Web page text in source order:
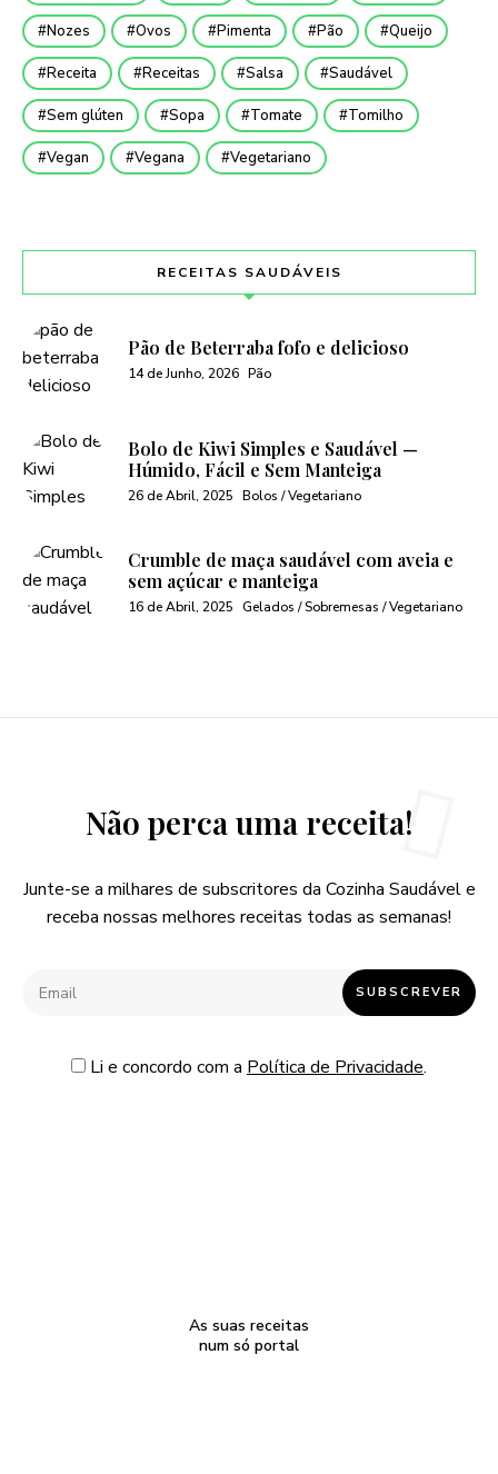
Nozes Ovos Pimenta Pão Queijo
Receita Receitas Salsa Saudável
Sem glúten Sopa Tomate Tomilho
Vegan Vegana Vegetariano
RECEITAS SAUDÁVEIS
Pão de Beterraba fofo e delicioso
14 de Junho, 2026 Pão
Bolo de Kiwi Simples e Saudável —
Húmido, Fácil e Sem Manteiga
26 de Abril, 2025 Bolos / Vegetariano
Crumble de maça saudável com aveia e
sem açúcar e manteiga
16 de Abril, 2025 Gelados / Sobremesas / Vegetariano
Não perca uma receita!
Junte-se a milhares de subscritores da Cozinha Saudável e
receba nossas melhores receitas todas as semanas!
Li e concordo com a Política de Privacidade.
As suas receitas
num só portal